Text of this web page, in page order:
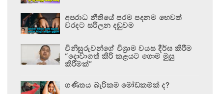
අපරාධ නීතියේ පරම පදනම හෙවත්
වරදට සරිලන දඬුවම
විනිසුරුවන්ගේ විශ්‍රාම වයස දීර්ඝ කිරීම
“දොවාගත් කිරි කළයට ගොම මුසු
කිරීමක්”
ගණිතය බැරිකම මෝඩකමක් ද?